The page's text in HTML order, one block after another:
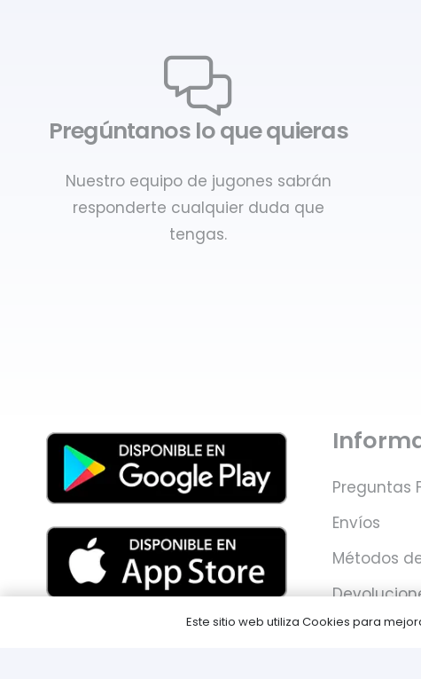
Pregúntanos lo que quieras
Nuestro equipo de jugones sabrán
responderte cualquier duda que
tengas.
Preguntas
Envíos
Métodos
Este sitio web utiliza Cookies para